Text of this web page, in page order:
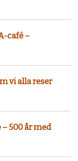
café –
vi alla reser
500 år med